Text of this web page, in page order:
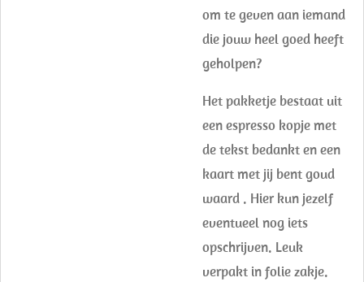
om te geven aan iemand
die jouw heel goed heeft
geholpen?
Het pakketje bestaat uit
een espresso kopje met
de tekst bedankt en een
kaart met jij bent goud
waard . Hier kun jezelf
eventueel nog iets
opschrijven. Leuk
verpakt in folie zakje.